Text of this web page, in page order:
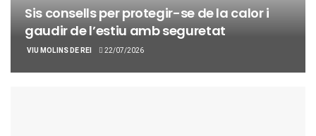
Sis consells per protegir-se de la calor i
gaudir de l’estiu amb seguretat
VIU MOLINS DE REI 22/07/2026